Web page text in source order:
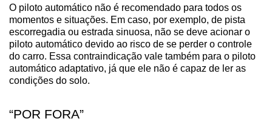
O piloto automático não é recomendado para todos os
momentos e situações. Em caso, por exemplo, de pista
escorregadia ou estrada sinuosa, não se deve acionar o
piloto automático devido ao risco de se perder o controle
do carro. Essa contraindicação vale também para o piloto
automático adaptativo, já que ele não é capaz de ler as
condições do solo.
“POR FORA”